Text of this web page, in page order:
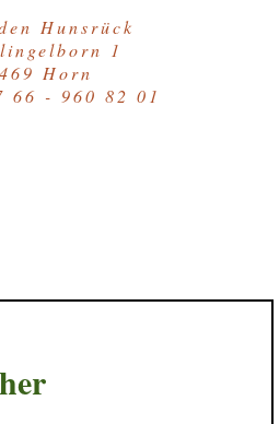
Hunsrück
1
Horn
66 - 960 82 01